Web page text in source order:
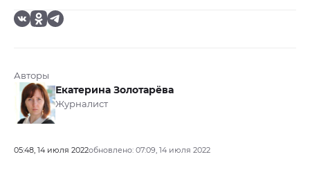
Авторы
Екатерина Золотарёва
Журналист
05:48, 14 июля 2022обновлено: 07:09, 14 июля 2022